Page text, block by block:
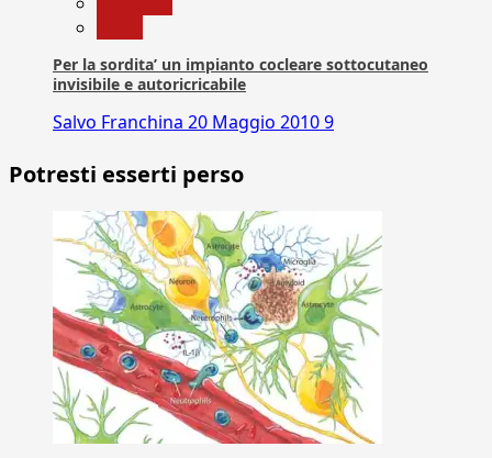
Per la sordita’ un impianto cocleare sottocutaneo
invisibile e autoricricabile
Salvo Franchina 20 Maggio 20109
Potresti esserti perso